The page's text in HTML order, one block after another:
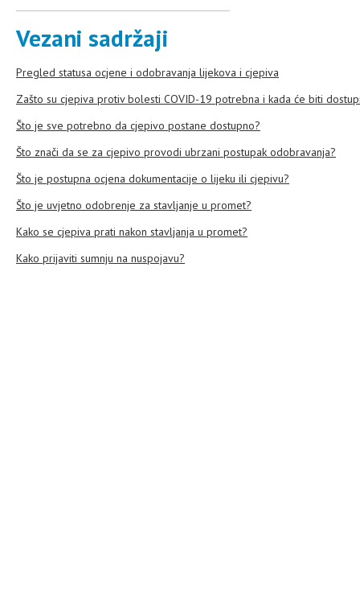
Vezani sadržaji
Pregled statusa ocjene i odobravanja lijekova i cjepiva
Zašto su cjepiva protiv bolesti COVID-19 potrebna i kada će biti
Što je sve potrebno da cjepivo postane dostupno?
Što znači da se za cjepivo provodi ubrzani postupak odobravanja?
Što je postupna ocjena dokumentacije o lijeku ili cjepivu?
Što je uvjetno odobrenje za stavljanje u promet?
Kako se cjepiva prati nakon stavljanja u promet?
Kako prijaviti sumnju na nuspojavu?